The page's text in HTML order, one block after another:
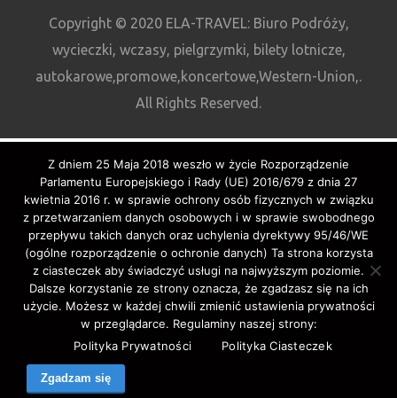
Copyright © 2020 ELA-TRAVEL: Biuro Podróży,
wycieczki, wczasy, pielgrzymki, bilety lotnicze,
autokarowe,promowe,koncertowe,Western-Union,.
All Rights Reserved.
Z dniem 25 Maja 2018 weszło w życie Rozporządzenie
Parlamentu Europejskiego i Rady (UE) 2016/679 z dnia 27
kwietnia 2016 r. w sprawie ochrony osób fizycznych w związku
z przetwarzaniem danych osobowych i w sprawie swobodnego
przepływu takich danych oraz uchylenia dyrektywy 95/46/WE
(ogólne rozporządzenie o ochronie danych) Ta strona korzysta
z ciasteczek aby świadczyć usługi na najwyższym poziomie.
Dalsze korzystanie ze strony oznacza, że zgadzasz się na ich
użycie. Możesz w każdej chwili zmienić ustawienia prywatności
w przeglądarce. Regulaminy naszej strony:
Polityka Prywatności
Polityka Ciasteczek
Zgadzam się